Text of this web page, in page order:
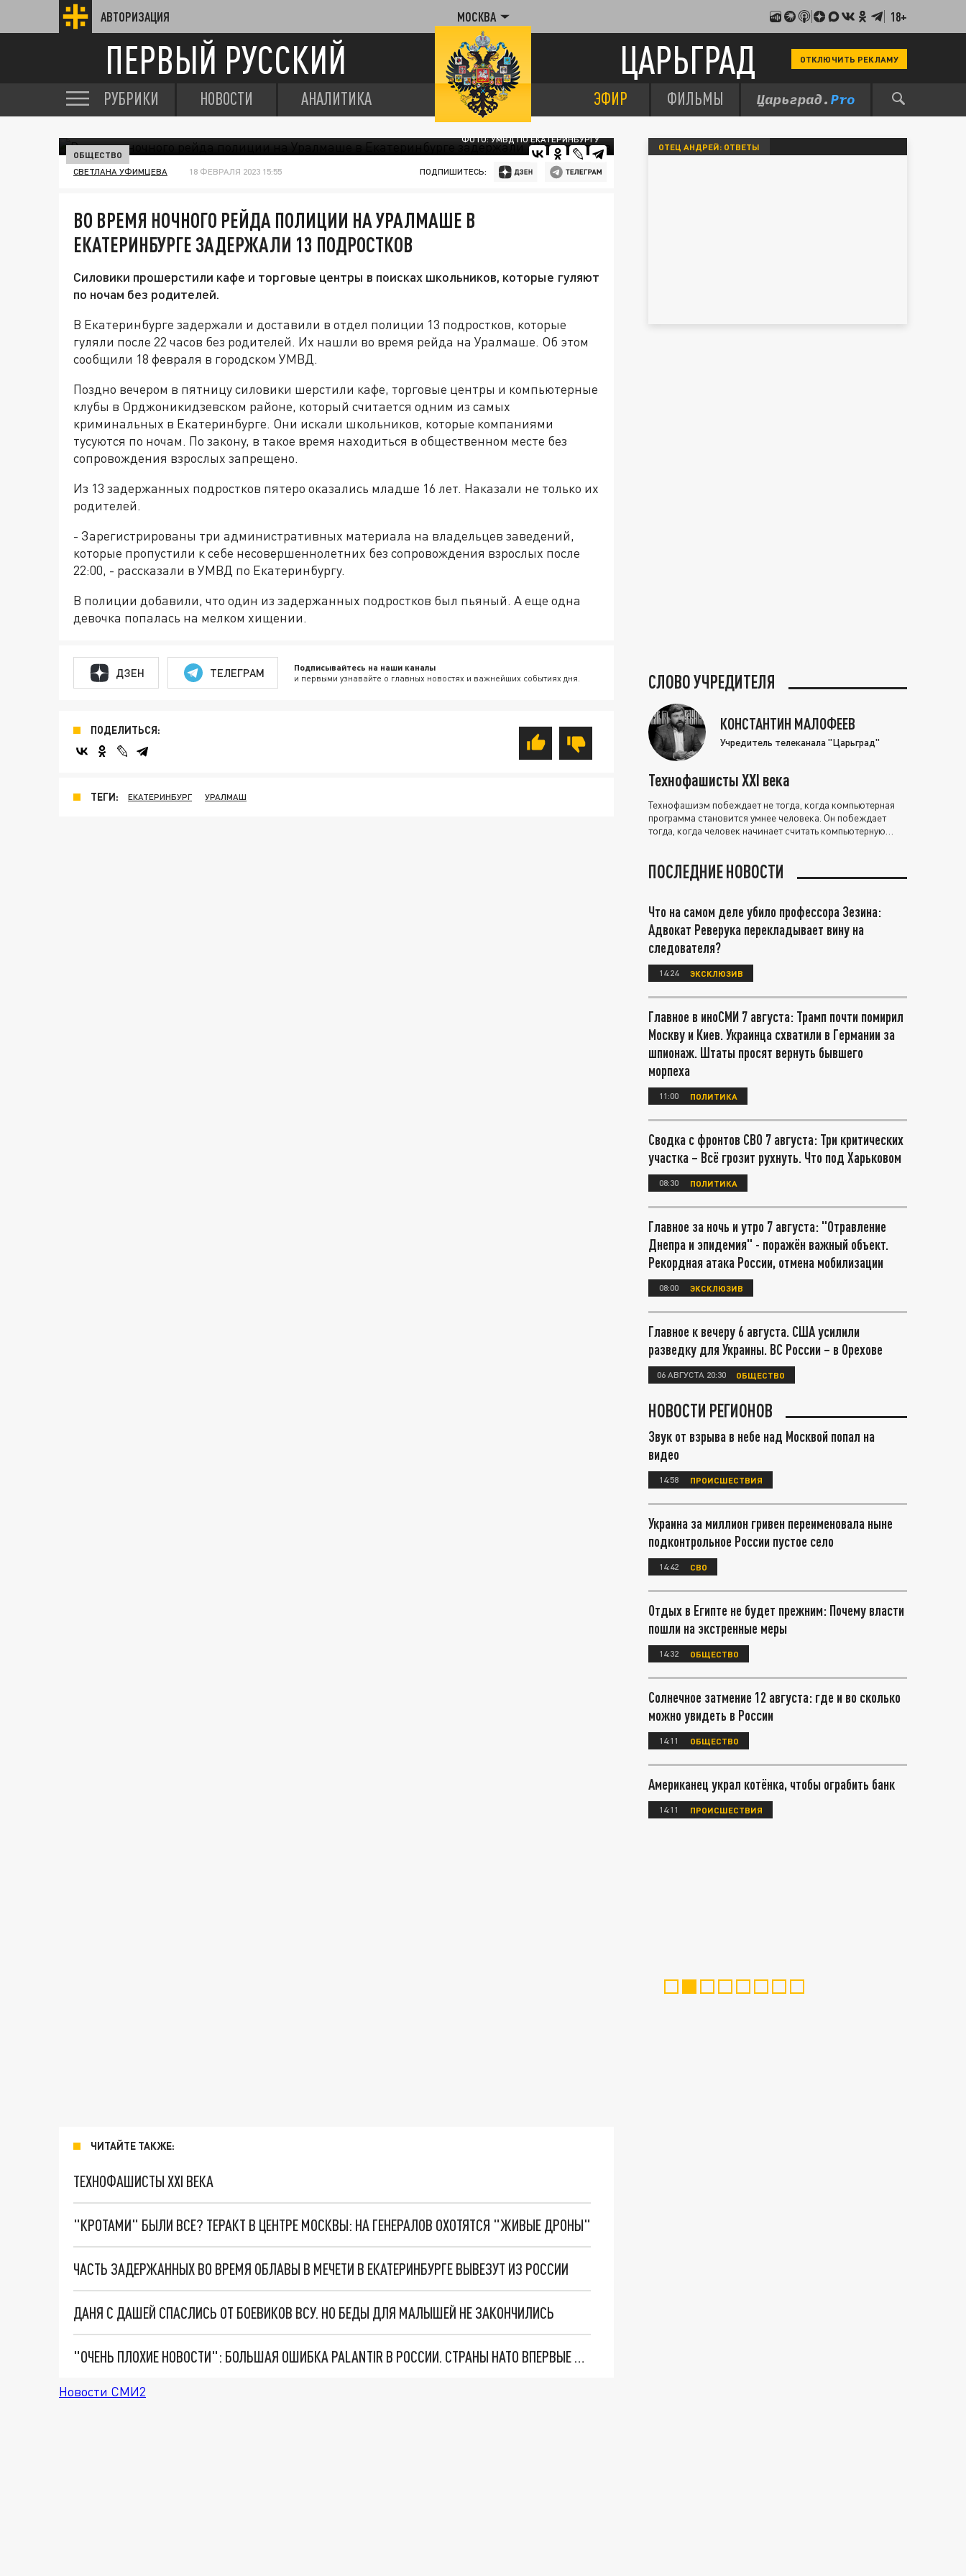
АВТОРИЗАЦИЯ МОСКВА 18+
ПЕРВЫЙ РУССКИЙ ЦАРЬГРАД ОТКЛЮЧИТЬ РЕКЛАМУ
РУБРИКИ НОВОСТИ АНАЛИТИКА ЭФИР ФИЛЬМЫ
ФОТО: УМВД ПО ЕКАТЕРИНБУРГУ
ОБЩЕСТВО
СВЕТЛАНА УФИМЦЕВА 18 ФЕВРАЛЯ 2023 15:55 ПОДПИШИТЕСЬ:
ВО ВРЕМЯ НОЧНОГО РЕЙДА ПОЛИЦИИ НА УРАЛМАШЕ В
ЕКАТЕРИНБУРГЕ ЗАДЕРЖАЛИ 13 ПОДРОСТКОВ
Силовики прошерстили кафе и торговые центры в поисках школьников, которые гуляют
по ночам без родителей.
В Екатеринбурге задержали и доставили в отдел полиции 13 подростков, которые
гуляли после 22 часов без родителей. Их нашли во время рейда на Уралмаше. Об этом
сообщили 18 февраля в городском УМВД.
Поздно вечером в пятницу силовики шерстили кафе, торговые центры и компьютерные
клубы в Орджоникидзевском районе, который считается одним из самых
криминальных в Екатеринбурге. Они искали школьников, которые компаниями
тусуются по ночам. По закону, в такое время находиться в общественном месте без
сопровождения взрослых запрещено.
Из 13 задержанных подростков пятеро оказались младше 16 лет. Наказали не только их
родителей.
- Зарегистрированы три административных материала на владельцев заведений,
которые пропустили к себе несовершеннолетних без сопровождения взрослых после
22:00, - рассказали в УМВД по Екатеринбургу.
В полиции добавили, что один из задержанных подростков был пьяный. А еще одна
девочка попалась на мелком хищении.
ДЗЕН ТЕЛЕГРАМ Подписывайтесь на наши каналы
и первыми узнавайте о главных новостях и важнейших событиях дня.
ПОДЕЛИТЬСЯ:
ТЕГИ: ЕКАТЕРИНБУРГ УРАЛМАШ
ЧИТАЙТЕ ТАКЖЕ:
ТЕХНОФАШИСТЫ XXI ВЕКА
"КРОТАМИ" БЫЛИ ВСЕ? ТЕРАКТ В ЦЕНТРЕ МОСКВЫ: НА ГЕНЕРАЛОВ ОХОТЯТСЯ "ЖИВЫЕ ДРОНЫ"
ЧАСТЬ ЗАДЕРЖАННЫХ ВО ВРЕМЯ ОБЛАВЫ В МЕЧЕТИ В ЕКАТЕРИНБУРГЕ ВЫВЕЗУТ ИЗ РОССИИ
ДАНЯ С ДАШЕЙ СПАСЛИСЬ ОТ БОЕВИКОВ ВСУ. НО БЕДЫ ДЛЯ МАЛЫШЕЙ НЕ ЗАКОНЧИЛИСЬ
"ОЧЕНЬ ПЛОХИЕ НОВОСТИ": БОЛЬШАЯ ОШИБКА PALANTIR В РОССИИ. СТРАНЫ НАТО ВПЕРВЫЕ ЗА СВО ОСТАНОВИЛИ ПОСТАВКИ ОРУЖИЯ. ВСУ ТЕРЯЮТ ПРИГРАНИЧЬЕ?
Новости СМИ2
ОТЕЦ АНДРЕЙ: ОТВЕТЫ
СЛОВО УЧРЕДИТЕЛЯ
КОНСТАНТИН МАЛОФЕЕВ
Учредитель телеканала "Царьград"
Технофашисты XXI века
Технофашизм побеждает не тогда, когда компьютерная
программа становится умнее человека. Он побеждает
тогда, когда человек начинает считать компьютерную
ПОСЛЕДНИЕ НОВОСТИ
Что на самом деле убило профессора Зезина:
Адвокат Реверука перекладывает вину на
следователя?
14:24 ЭКСКЛЮЗИВ
Главное в иноСМИ 7 августа: Трамп почти помирил
Москву и Киев. Украинца схватили в Германии за
шпионаж. Штаты просят вернуть бывшего
морпеха
11:00 ПОЛИТИКА
Сводка с фронтов СВО 7 августа: Три критических
участка – Всё грозит рухнуть. Что под Харьковом
08:30 ПОЛИТИКА
Главное за ночь и утро 7 августа: "Отравление
Днепра и эпидемия" - поражён важный объект.
Рекордная атака России, отмена мобилизации
08:00 ЭКСКЛЮЗИВ
Главное к вечеру 6 августа. США усилили
разведку для Украины. ВС России – в Орехове
06 АВГУСТА 20:30 ОБЩЕСТВО
НОВОСТИ РЕГИОНОВ
Звук от взрыва в небе над Москвой попал на
видео
14:58 ПРОИСШЕСТВИЯ
Украина за миллион гривен переименовала ныне
подконтрольное России пустое село
14:42 СВО
Отдых в Египте не будет прежним: Почему власти
пошли на экстренные меры
14:32 ОБЩЕСТВО
Солнечное затмение 12 августа: где и во сколько
можно увидеть в России
14:11 ОБЩЕСТВО
Американец украл котёнка, чтобы ограбить банк
14:11 ПРОИСШЕСТВИЯ